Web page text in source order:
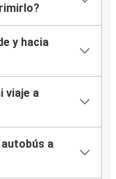
y hacia
viaje a
a